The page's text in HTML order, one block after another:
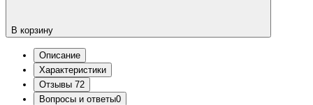
В корзину
Описание
Характеристики
Отзывы 72
Вопросы и ответы0